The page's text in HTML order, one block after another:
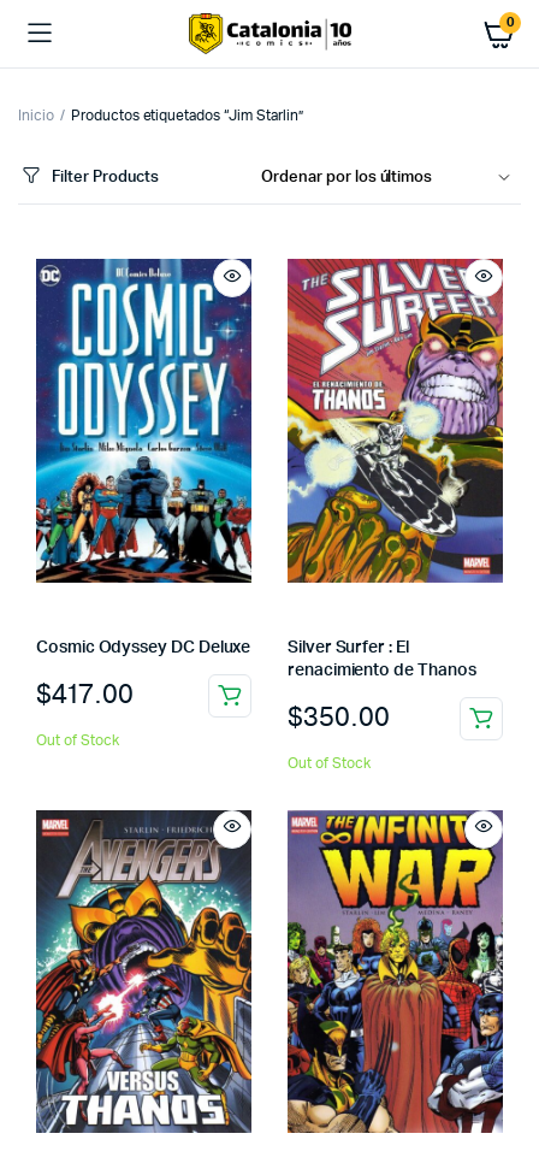
0
Inicio Productos etiquetados “Jim Starlin”
Filter Products
Cosmic Odyssey DC Deluxe
$417.00
Out of Stock
Silver Surfer : El
renacimiento de Thanos
$350.00
Out of Stock